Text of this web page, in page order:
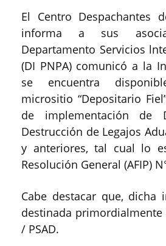
El Centro Despachantes
informa a sus
Departamento Servicios
(DI PNPA) comunicó a la
se encuentra
micrositio “Depositario
de implementación de
Destrucción de Legajos
y anteriores, tal cual lo
Resolución General (AFIP)
Cabe destacar que, dicha
destinada primordialmente
/ PSAD.